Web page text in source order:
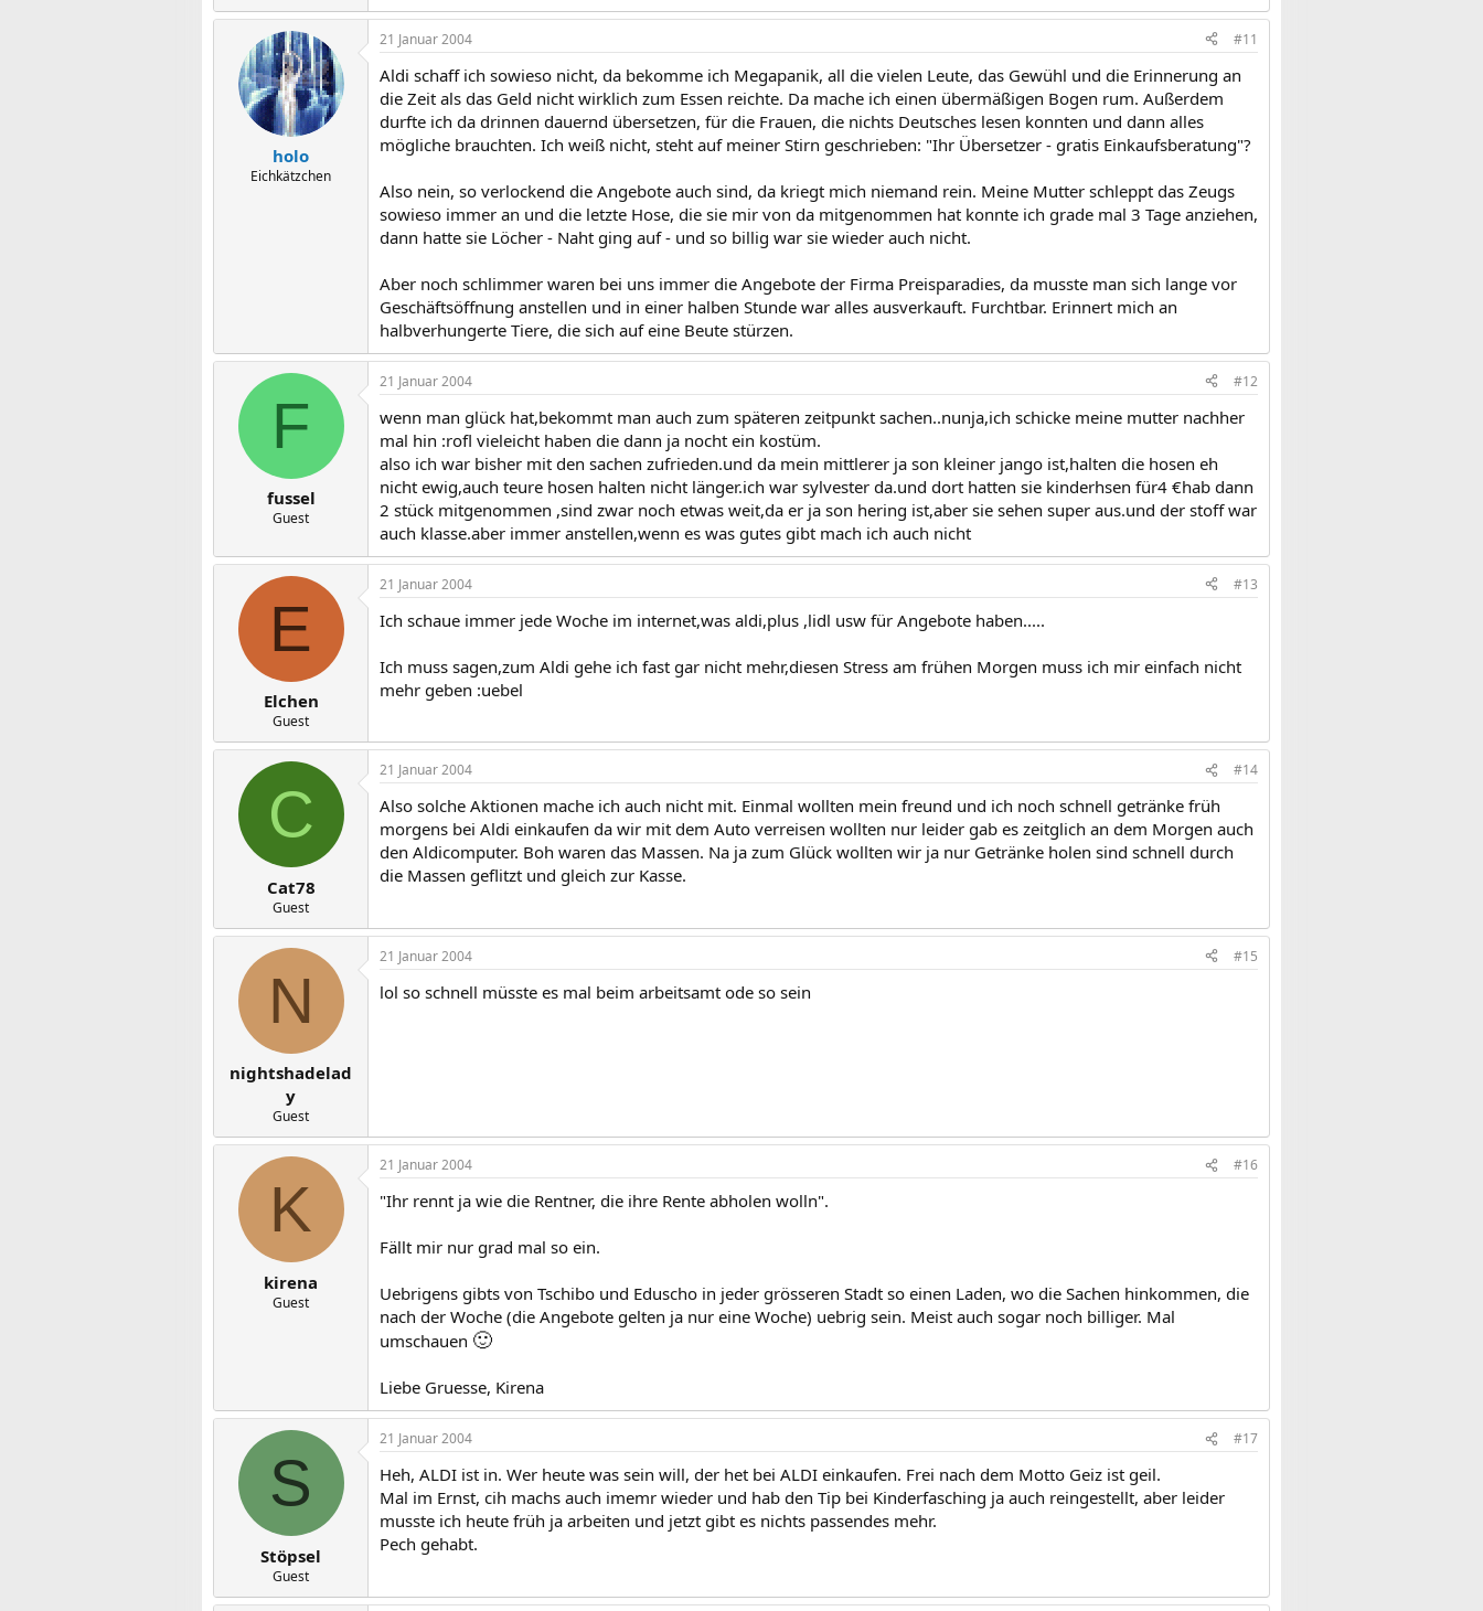
holo
Eichkätzchen
21 Januar 2004 #11
Aldi schaff ich sowieso nicht, da bekomme ich Megapanik, all die vielen Leute, das Gewühl und die Erinnerung an
die Zeit als das Geld nicht wirklich zum Essen reichte. Da mache ich einen übermäßigen Bogen rum. Außerdem
durfte ich da drinnen dauernd übersetzen, für die Frauen, die nichts Deutsches lesen konnten und dann alles
mögliche brauchten. Ich weiß nicht, steht auf meiner Stirn geschrieben: "Ihr Übersetzer - gratis Einkaufsberatung"?
Also nein, so verlockend die Angebote auch sind, da kriegt mich niemand rein. Meine Mutter schleppt das Zeugs
sowieso immer an und die letzte Hose, die sie mir von da mitgenommen hat konnte ich grade mal 3 Tage anziehen,
dann hatte sie Löcher - Naht ging auf - und so billig war sie wieder auch nicht.
Aber noch schlimmer waren bei uns immer die Angebote der Firma Preisparadies, da musste man sich lange vor
Geschäftsöffnung anstellen und in einer halben Stunde war alles ausverkauft. Furchtbar. Erinnert mich an
halbverhungerte Tiere, die sich auf eine Beute stürzen.
F
fussel
Guest
21 Januar 2004 #12
wenn man glück hat,bekommt man auch zum späteren zeitpunkt sachen..nunja,ich schicke meine mutter nachher
mal hin :rofl vieleicht haben die dann ja nocht ein kostüm.
also ich war bisher mit den sachen zufrieden.und da mein mittlerer ja son kleiner jango ist,halten die hosen eh
nicht ewig,auch teure hosen halten nicht länger.ich war sylvester da.und dort hatten sie kinderhsen für4 €hab dann
2 stück mitgenommen ,sind zwar noch etwas weit,da er ja son hering ist,aber sie sehen super aus.und der stoff war
auch klasse.aber immer anstellen,wenn es was gutes gibt mach ich auch nicht
E
Elchen
Guest
21 Januar 2004 #13
Ich schaue immer jede Woche im internet,was aldi,plus ,lidl usw für Angebote haben.....
Ich muss sagen,zum Aldi gehe ich fast gar nicht mehr,diesen Stress am frühen Morgen muss ich mir einfach nicht
mehr geben :uebel
C
Cat78
Guest
21 Januar 2004 #14
Also solche Aktionen mache ich auch nicht mit. Einmal wollten mein freund und ich noch schnell getränke früh
morgens bei Aldi einkaufen da wir mit dem Auto verreisen wollten nur leider gab es zeitglich an dem Morgen auch
den Aldicomputer. Boh waren das Massen. Na ja zum Glück wollten wir ja nur Getränke holen sind schnell durch
die Massen geflitzt und gleich zur Kasse.
N
nightshadelad
y
Guest
21 Januar 2004 #15
lol so schnell müsste es mal beim arbeitsamt ode so sein
K
kirena
Guest
21 Januar 2004 #16
"Ihr rennt ja wie die Rentner, die ihre Rente abholen wolln".
Fällt mir nur grad mal so ein.
Uebrigens gibts von Tschibo und Eduscho in jeder grösseren Stadt so einen Laden, wo die Sachen hinkommen, die
nach der Woche (die Angebote gelten ja nur eine Woche) uebrig sein. Meist auch sogar noch billiger. Mal
umschauen 🙂
Liebe Gruesse, Kirena
S
Stöpsel
Guest
21 Januar 2004 #17
Heh, ALDI ist in. Wer heute was sein will, der het bei ALDI einkaufen. Frei nach dem Motto Geiz ist geil.
Mal im Ernst, cih machs auch imemr wieder und hab den Tip bei Kinderfasching ja auch reingestellt, aber leider
musste ich heute früh ja arbeiten und jetzt gibt es nichts passendes mehr.
Pech gehabt.